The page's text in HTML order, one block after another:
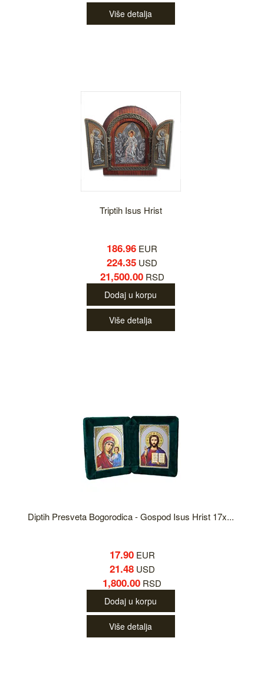
Više detalja
Triptih Isus Hrist
186.96 EUR
224.35 USD
21,500.00RSD
Dodaj u korpu
Više detalja
Diptih Presveta Bogorodica - Gospod Isus Hrist 17x...
17.90EUR
21.48USD
1,800.00 RSD
Dodaj u korpu
Više detalja